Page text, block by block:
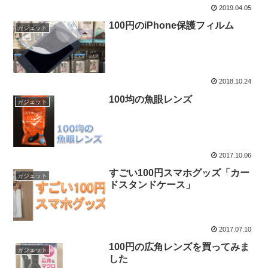
2019.04.05
ガジェット 100円のiPhone保護フィルム
2018.10.24
ガジェット 100均の魚眼レンズ
2017.10.06
ガジェット
すごい100円スマホグッズ「カー
ドスタンドケース」
2017.07.10
ガジェット
100円の広角レンズを買ってみま
した